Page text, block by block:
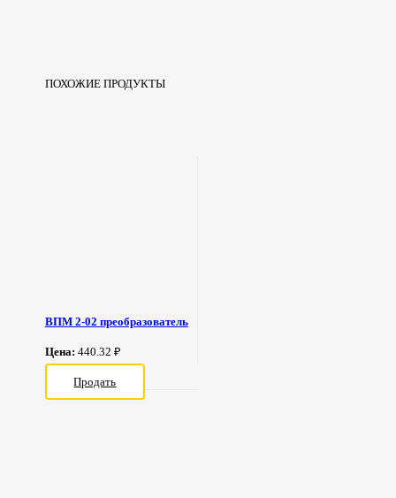
ПОХОЖИЕ ПРОДУКТЫ
ВПМ 2-02 преобразователь
Цена: 440.32 ₽
Продать